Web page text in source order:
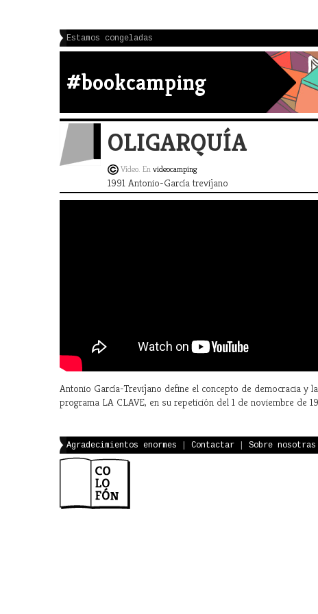
Estamos congeladas
#bookcamping
OLIGARQUÍA
Vídeo. Envideocamping
1991 Antonio-García trevijano
Antonio García-Trevijano define el concepto de democracia y
programa LA CLAVE, en su repetición del 1 de noviembre de
Agradecimientos enormes Contactar Sobre nosotras